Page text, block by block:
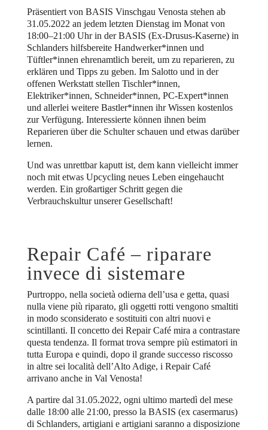
Präsentiert von BASIS Vinschgau Venosta stehen ab
31.05.2022 an jedem letzten Dienstag im Monat von
18:00–21:00 Uhr in der BASIS (Ex-Drusus-Kaserne) in
Schlanders hilfsbereite Handwerker*innen und
Tüftler*innen ehrenamtlich bereit, um zu reparieren, zu
erklären und Tipps zu geben. Im Salotto und in der
offenen Werkstatt stellen Tischler*innen,
Elektriker*innen, Schneider*innen, PC-Expert*innen
und allerlei weitere Bastler*innen ihr Wissen kostenlos
zur Verfügung. Interessierte können ihnen beim
Reparieren über die Schulter schauen und etwas darüber
lernen.
Und was unrettbar kaputt ist, dem kann vielleicht immer
noch mit etwas Upcycling neues Leben eingehaucht
werden. Ein großartiger Schritt gegen die
Verbrauchskultur unserer Gesellschaft!
Repair Café – riparare
invece di sistemare
Purtroppo, nella società odierna dell’usa e getta, quasi
nulla viene più riparato, gli oggetti rotti vengono smaltiti
in modo sconsiderato e sostituiti con altri nuovi e
scintillanti. Il concetto dei Repair Café mira a contrastare
questa tendenza. Il format trova sempre più estimatori in
tutta Europa e quindi, dopo il grande successo riscosso
in altre sei località dell’Alto Adige, i Repair Café
arrivano anche in Val Venosta!
A partire dal 31.05.2022, ogni ultimo martedì del mese
dalle 18:00 alle 21:00, presso la BASIS (ex casermarus)
di Schlanders, artigiani e artigiani saranno a disposizione